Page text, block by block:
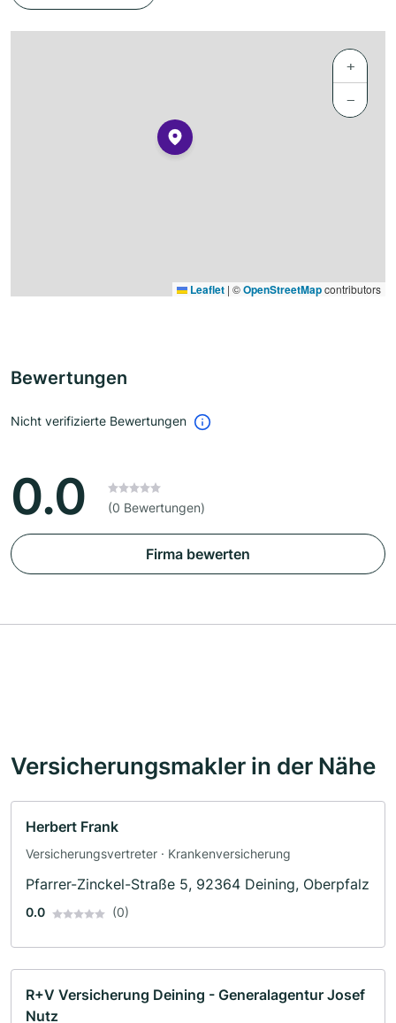
+
−
Leaflet | ©OpenStreetMapcontributors
Bewertungen
Nicht verifizierte Bewertungen
0.0 (0 Bewertungen)
Firma bewerten
Versicherungsmakler in der Nähe
Herbert Frank
Versicherungsvertreter · Krankenversicherung
Pfarrer-Zinckel-Straße 5, 92364 Deining, Oberpfalz
0.0 (0)
R+V Versicherung Deining - Generalagentur Josef
Nutz